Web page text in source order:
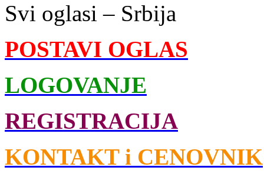
Svi oglasi – Srbija
POSTAVI OGLAS
LOGOVANJE
REGISTRACIJA
KONTAKT i CENOVNIK